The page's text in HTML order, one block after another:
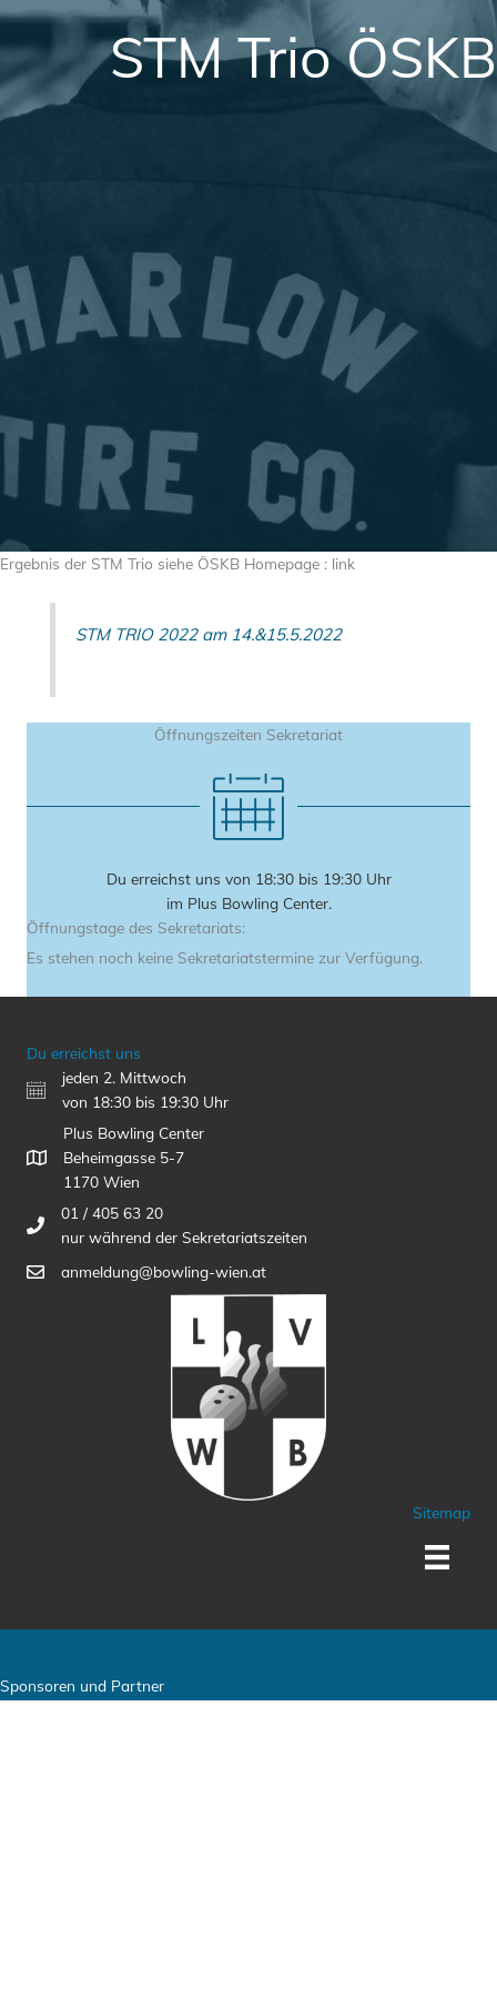
STM Trio ÖSKB
Ergebnis der STM Trio siehe ÖSKB Homepage : link
STM TRIO 2022 am 14.&15.5.2022
Öffnungszeiten Sekretariat
Du erreichst uns von 18:30 bis 19:30 Uhr
im Plus Bowling Center.
Öffnungstage des Sekretariats:
Es stehen noch keine Sekretariatstermine zur Verfügung.
Du erreichst uns
jeden 2. Mittwoch
von 18:30 bis 19:30 Uhr
Plus Bowling Center
Beheimgasse 5-7
1170 Wien
01 / 405 63 20
nur während der Sekretariatszeiten
anmeldung@bowling-wien.at
Sitemap
Sponsoren und Partner